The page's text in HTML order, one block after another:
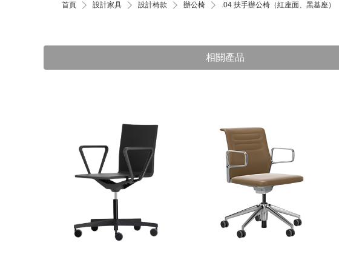
首頁 設計家具 設計椅款 辦公椅 .04 扶手辦公椅（紅座面、黑基座）
相關產品